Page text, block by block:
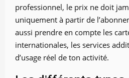
professionnel, le prix ne doit
uniquement à partir de
aussi prendre en compte les
internationales, les services
d’usage réel de ton activité.